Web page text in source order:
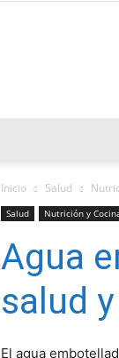
Inicio Salud
Salud Nutrición y
Agua
salud
El agua